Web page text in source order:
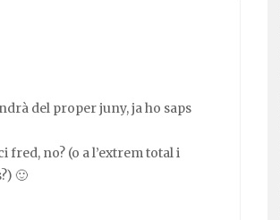
del proper juny, ja ho saps
no? (o a l’extrem total i
🙂